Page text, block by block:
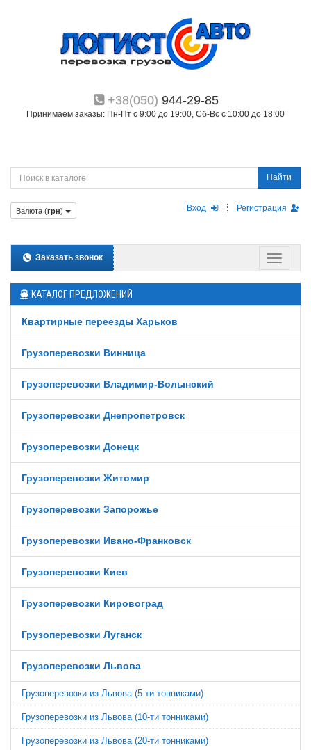
+38(050) 944-29-85
Принимаем заказы: Пн-Пт с 9:00 до 19:00, Сб-Вс с 10:00 до 18:00
Найти
Вход Регистрация
Валюта (грн)
Заказать звонок
КАТАЛОГ ПРЕДЛОЖЕНИЙ
Квартирные переезды Харьков
Грузоперевозки Винница
Грузоперевозки Владимир-Волынский
Грузоперевозки Днепропетровск
Грузоперевозки Донецк
Грузоперевозки Житомир
Грузоперевозки Запорожье
Грузоперевозки Ивано-Франковск
Грузоперевозки Киев
Грузоперевозки Кировоград
Грузоперевозки Луганск
Грузоперевозки Львова
Грузоперевозки из Львова (5-ти тонниками)
Грузоперевозки из Львова (10-ти тонниками)
Грузоперевозки из Львова (20-ти тонниками)